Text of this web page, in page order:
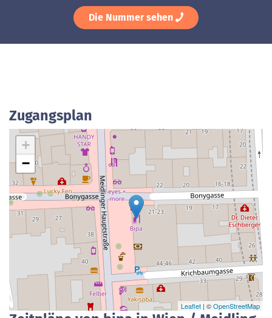
Die Nummer sehen
Zugangsplan
+
−
Leaflet | ©OpenStreetMap